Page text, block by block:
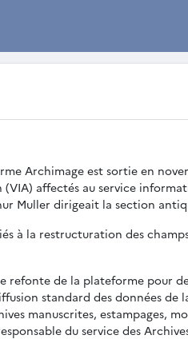
Archimage est sortie en
affectés au service
Muller dirigeait la section
à la restructuration des
refonte de la plateforme pour
standard des données de
manuscrites, estampages,
du service des